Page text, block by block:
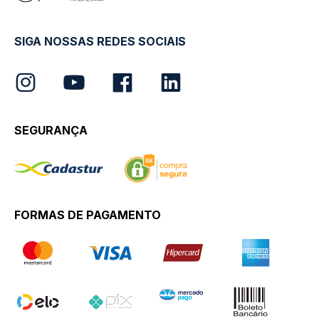
SIGA NOSSAS REDES SOCIAIS
SEGURANÇA
FORMAS DE PAGAMENTO